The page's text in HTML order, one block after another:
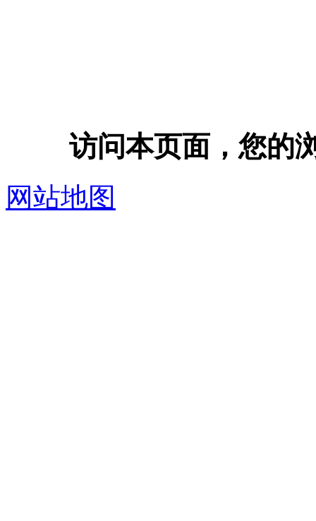
访问本页面，您的
网站地图